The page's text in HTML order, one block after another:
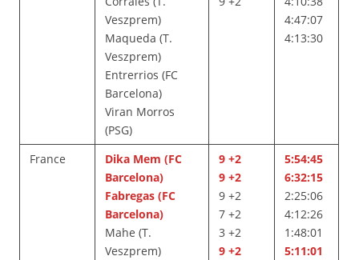
Veszprem)
Maqueda (T.
Veszprem)
Entrerrios (FC
Barcelona)
Viran Morros
(PSG)
4:47:07
4:13:30
France
Dika Mem (FC
Barcelona)
Fabregas (FC
Barcelona)
Mahe (T.
Veszprem)
9 +2
9 +2
9 +2
7 +2
3 +2
9 +2
5:54:45
6:32:15
2:25:06
4:12:26
1:48:01
5:11:01